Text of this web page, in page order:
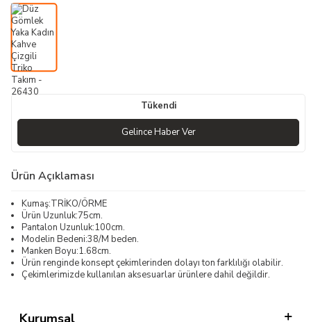
Tükendi
Gelince Haber Ver
Ürün Açıklaması
Kumaş:TRİKO/ÖRME
Ürün Uzunluk:75cm.
Pantalon Uzunluk:100cm.
Modelin Bedeni:38/M beden.
Manken Boyu:1.68cm.
Ürün renginde konsept çekimlerinden dolayı ton farklılığı olabilir.
Çekimlerimizde kullanılan aksesuarlar ürünlere dahil değildir.
Kurumsal